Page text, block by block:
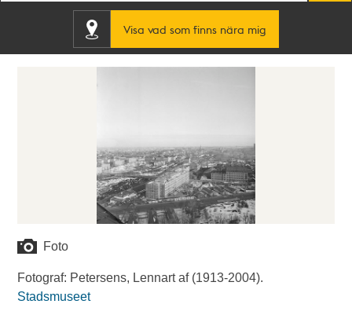
Visa vad som finns nära mig
Foto
Fotograf: Petersens, Lennart af (1913-2004).
Stadsmuseet